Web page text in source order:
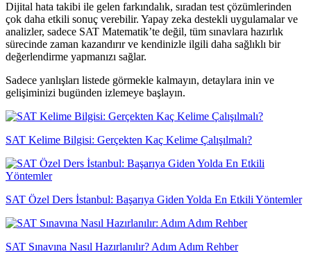
Dijital hata takibi ile gelen farkındalık, sıradan test çözümlerinden
çok daha etkili sonuç verebilir. Yapay zeka destekli uygulamalar ve
analizler, sadece SAT Matematik’te değil, tüm sınavlara hazırlık
sürecinde zaman kazandırır ve kendinizle ilgili daha sağlıklı bir
değerlendirme yapmanızı sağlar.
Sadece yanlışları listede görmekle kalmayın, detaylara inin ve
gelişiminizi bugünden izlemeye başlayın.
SAT Kelime Bilgisi: Gerçekten Kaç Kelime Çalışılmalı?
SAT Özel Ders İstanbul: Başarıya Giden Yolda En Etkili Yöntemler
SAT Sınavına Nasıl Hazırlanılır? Adım Adım Rehber